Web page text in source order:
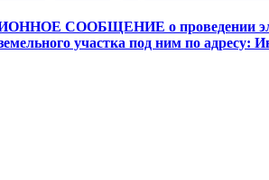
СООБЩЕНИЕ о проведении
участка под ним по адресу: